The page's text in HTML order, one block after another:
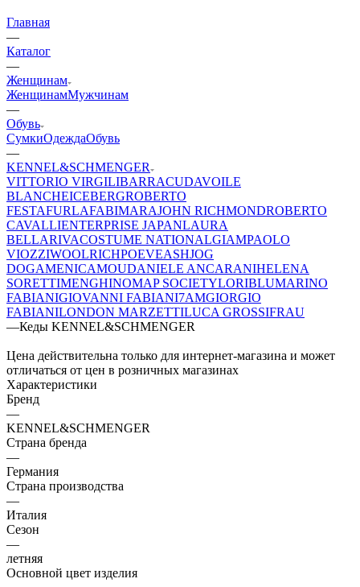
Главная
—
Каталог
—
Женщинам
ЖенщинамМужчинам
—
Обувь
СумкиОдеждаОбувь
—
KENNEL&SCHMENGER
VITTORIO VIRGILIBARRACUDAVOILE
BLANCHEICEBERGROBERTO
FESTAFURLAFABIMARAJOHN RICHMONDROBERTO
CAVALLIENTERPRISE JAPANLAURA
BELLARIVACOSTUME NATIONALGIAMPAOLO
VIOZZIWOOLRICHPOEVEASHJOG
DOGAMENICAMOUDANIELE ANCARANIHELENA
SORETTIMENGHINOMAP SOCIETYLORIBLUMARINO
FABIANIGIOVANNI FABIANI7AMGIORGIO
FABIANILONDON MARZETTILUCA GROSSIFRAU
—Кеды KENNEL&SCHMENGER
Цена действительна только для интернет-магазина и может
отличаться от цен в розничных магазинах
Характеристики
Бренд
—
KENNEL&SCHMENGER
Страна бренда
—
Германия
Страна производства
—
Италия
Сезон
—
летняя
Основной цвет изделия